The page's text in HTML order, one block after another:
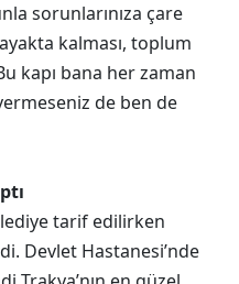
sorunlarınıza çare
kalması, toplum
kapı bana her zaman
de ben de
tarif edilirken
Devlet Hastanesi’nde